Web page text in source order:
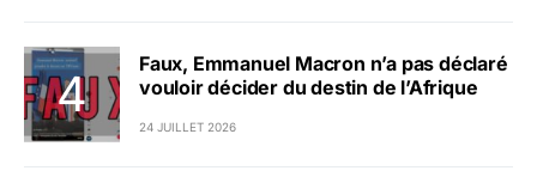
Faux, Emmanuel Macron n’a pas déclaré
vouloir décider du destin de l’Afrique
24 JUILLET 2026